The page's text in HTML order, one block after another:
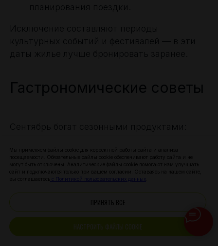
планирования поездки.
Исключение составляют периоды
культурных событий и фестивалей — в эти
даты жилье лучше бронировать заранее.
Гастрономические советы
Сентябрь богат сезонными продуктами:
Грибы и ягоды в лесных регионах.
Свежий мед на ярмарках.
Молодые овощи и фрукты.
посвященные осеннему урожаю.
Транспортная доступность
Мы применяем файлы cookie для корректной работы сайта и анализа
посещаемости. Обязательные файлы cookie обеспечивают работу сайта и не
могут быть отключены. Аналитические файлы cookie помогают нам улучшать
сайт и подключаются только при вашем согласии. Оставаясь на нашем сайте,
вы соглашаетесь
с Политикой пользовательских данных
ПРИНЯТЬ ВСЕ
НАСТРОИТЬ ФАЙЛЫ COOKIE